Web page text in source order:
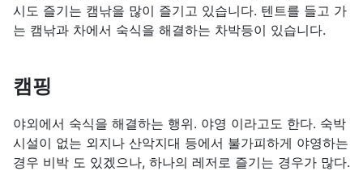
시도 즐기는 캠낚을 많이 즐기고 있습니다. 텐트를 들고 가
는 캠낚과 차에서 숙식을 해결하는 차박등이 있습니다.
캠핑
야외에서 숙식을 해결하는 행위. 야영 이라고도 한다. 숙박
시설이 없는 외지나 산악지대 등에서 불가피하게 야영하는
경우 비박 도 있겠으나, 하나의 레저로 즐기는 경우가 많다.